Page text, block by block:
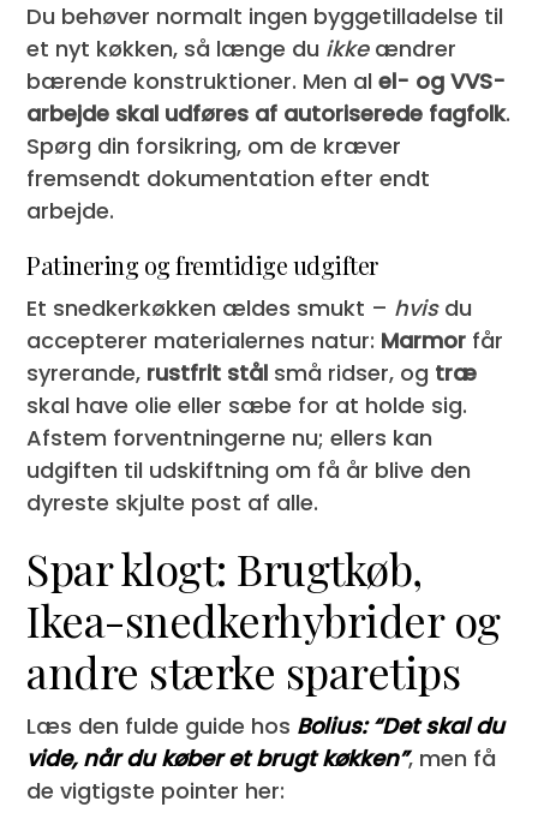
Du behøver normalt ingen byggetilladelse til
et nyt køkken, så længe du ikkeændrer
bærende konstruktioner. Men alel- og VVS-
arbejde skal udføres af autoriserede fagfolk.
Spørg din forsikring, om de kræver
fremsendt dokumentation efter endt
arbejde.
Patinering og fremtidige udgifter
Et snedker­køkken ældes smukt – hvisdu
accepterer materialernes natur: Marmor får
syrerande, rustfrit stål små ridser, og træ
skal have olie eller sæbe for at holde sig.
Afstem forventningerne nu; ellers kan
udgiften til udskiftning om få år blive den
dyreste skjulte post af alle.
Spar klogt: Brugtkøb,
Ikea-snedkerhybrider og
andre stærke sparetips
Læs den fulde guide hos Bolius: “Det skal du
vide, når du køber et brugt køkken”, men få
de vigtigste pointer her: